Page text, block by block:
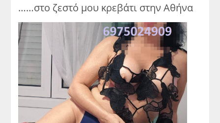
……στο ζεστό μου κρεβάτι στην Αθήνα